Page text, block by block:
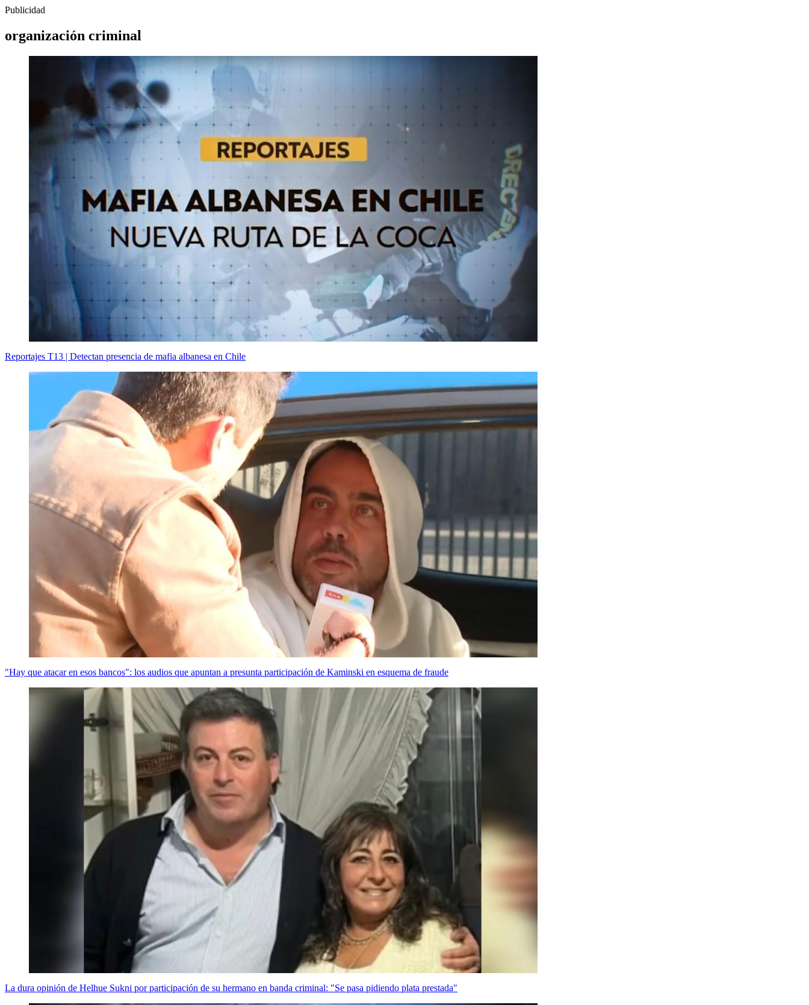
Publicidad
organización criminal
Reportajes T13 | Detectan presencia de mafia albanesa en Chile
"Hay que atacar en esos bancos": los audios que apuntan a presunta participación de Kaminski en esquema de fraude
La dura opinión de Helhue Sukni por participación de su hermano en banda criminal: "Se pasa pidiendo plata prestada"